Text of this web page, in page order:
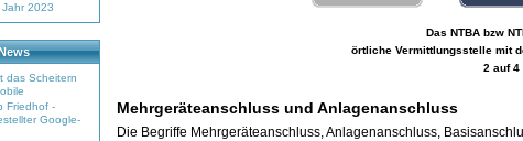
Jahr 2023
das Scheitern
Friedhof -
Google-
Das NTBA bzw
örtliche Vermittlungsstelle mit
2 auf 4
Mehrgeräteanschluss und Anlagenanschluss
Die Begriffe Mehrgeräteanschluss, Anlagenanschluss,